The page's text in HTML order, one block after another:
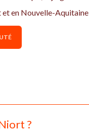
en Nouvelle-
?